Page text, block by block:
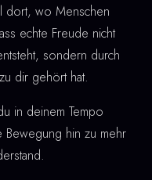
dort, wo Menschen
echte Freude nicht
sondern durch
dir gehört hat.
in deinem Tempo
Bewegung hin zu mehr